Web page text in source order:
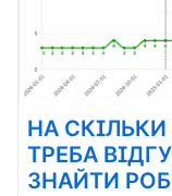
НА
ТРЕБА
ЗНАЙТИ